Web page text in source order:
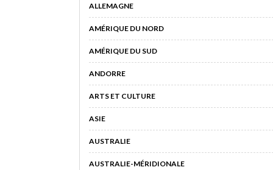
ALLEMAGNE
AMÉRIQUE DU NORD
AMÉRIQUE DU SUD
ANDORRE
ARTS ET CULTURE
ASIE
AUSTRALIE
AUSTRALIE-MÉRIDIONALE